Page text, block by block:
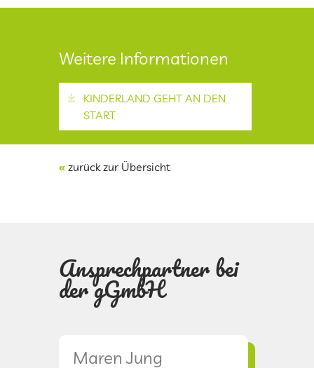
KITAS IM KREIS SAARLOUIS
PRESSEARCHIV
FREUNDESKREIS DER KITA KINDERLAND
SAARWELLINGEN
KONTAKT
Weitere Informationen
KINDERLAND GEHT AN DEN
START
« zurück zur Übersicht
Ansprechpartner bei
der gGmbH
Maren Jung